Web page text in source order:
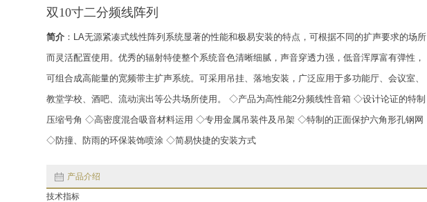
双10寸二分频线阵列
简介 ：LA无源紧凑式线性阵列系统显著的性能和极易安装的特点，可根据不同的扩声要求的场所
而灵活配置使用。优秀的辐射特使整个系统音色清晰细腻，声音穿透力强，低音浑厚富有弹性，
可组合成高能量的宽频带主扩声系统。可采用吊挂、落地安装，广泛应用于多功能厅、会议室、
教堂学校、酒吧、流动演出等公共场所使用。 ◇产品为高性能2分频线性音箱 ◇设计论证的特制
压缩号角 ◇高密度混合吸音材料运用 ◇专用金属吊装件及吊架 ◇特制的正面保护六角形孔钢网
◇防撞、防雨的环保装饰喷涂 ◇简易快捷的安装方式
产品介绍
技术指标